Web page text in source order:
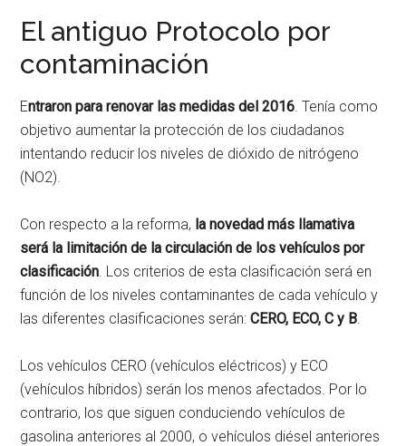
El antiguo Protocolo por
contaminación
Entraron para renovar las medidas del 2016 . Tenía como
objetivo aumentar la protección de los ciudadanos
intentando reducir los niveles de dióxido de nitrógeno
(NO2).
Con respecto a la reforma, la novedad más llamativa
será la limitación de la circulación de los vehículos por
clasificación . Los criterios de esta clasificación será en
función de los niveles contaminantes de cada vehículo y
las diferentes clasificaciones serán:CERO, ECO, C y B
Los vehículos CERO (vehículos eléctricos) y ECO
(vehículos híbridos) serán los menos afectados. Por lo
contrario, los que siguen conduciendo vehículos de
gasolina anteriores al 2000, o vehículos diésel anteriores